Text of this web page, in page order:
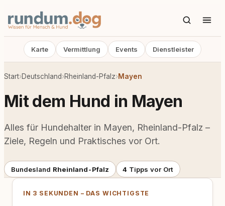
Karte Vermittlung Events Dienstleister
Start›Deutschland›Rheinland-Pfalz›Mayen
Mit dem Hund in Mayen
Alles für Hundehalter in Mayen, Rheinland-Pfalz –
Ziele, Regeln und Praktisches vor Ort.
Bundesland Rheinland-Pfalz 4 Tipps vor Ort
IN 3 SEKUNDEN – DAS WICHTIGSTE